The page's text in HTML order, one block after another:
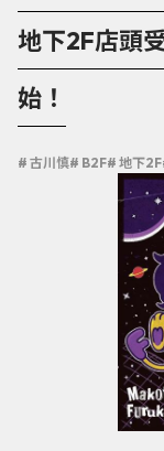
地下2F店頭
始！
# 古川慎# B2F# 地下2F